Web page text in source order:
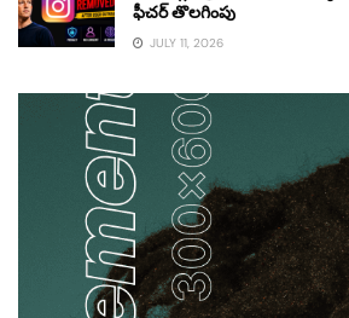
ఫీచర్ తొలగింపు
JULY 11, 2026